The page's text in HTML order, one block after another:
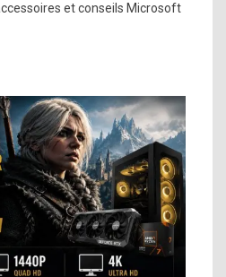
et conseils Microsoft